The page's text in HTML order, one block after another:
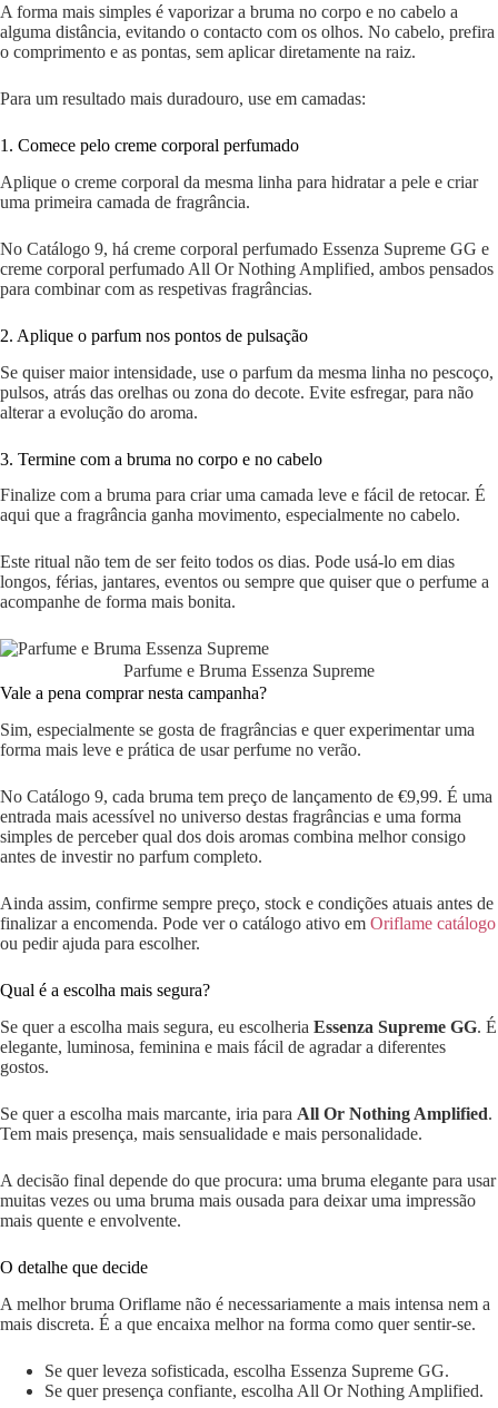
A forma mais simples é vaporizar a bruma no corpo e no cabelo a
alguma distância, evitando o contacto com os olhos. No cabelo, prefira
o comprimento e as pontas, sem aplicar diretamente na raiz.
Para um resultado mais duradouro, use em camadas:
1. Comece pelo creme corporal perfumado
Aplique o creme corporal da mesma linha para hidratar a pele e criar
uma primeira camada de fragrância.
No Catálogo 9, há creme corporal perfumado Essenza Supreme GG e
creme corporal perfumado All Or Nothing Amplified, ambos pensados
para combinar com as respetivas fragrâncias.
2. Aplique o parfum nos pontos de pulsação
Se quiser maior intensidade, use o parfum da mesma linha no pescoço,
pulsos, atrás das orelhas ou zona do decote. Evite esfregar, para não
alterar a evolução do aroma.
3. Termine com a bruma no corpo e no cabelo
Finalize com a bruma para criar uma camada leve e fácil de retocar. É
aqui que a fragrância ganha movimento, especialmente no cabelo.
Este ritual não tem de ser feito todos os dias. Pode usá-lo em dias
longos, férias, jantares, eventos ou sempre que quiser que o perfume a
acompanhe de forma mais bonita.
Parfume e Bruma Essenza Supreme
Vale a pena comprar nesta campanha?
Sim, especialmente se gosta de fragrâncias e quer experimentar uma
forma mais leve e prática de usar perfume no verão.
No Catálogo 9, cada bruma tem preço de lançamento de €9,99. É uma
entrada mais acessível no universo destas fragrâncias e uma forma
simples de perceber qual dos dois aromas combina melhor consigo
antes de investir no parfum completo.
Ainda assim, confirme sempre preço, stock e condições atuais antes de
finalizar a encomenda. Pode ver o catálogo ativo em Oriflame catálogo
ou pedir ajuda para escolher.
Qual é a escolha mais segura?
Se quer a escolha mais segura, eu escolheria Essenza Supreme GG. É
elegante, luminosa, feminina e mais fácil de agradar a diferentes
gostos.
Se quer a escolha mais marcante, iria para All Or Nothing Amplified.
Tem mais presença, mais sensualidade e mais personalidade.
A decisão final depende do que procura: uma bruma elegante para usar
muitas vezes ou uma bruma mais ousada para deixar uma impressão
mais quente e envolvente.
O detalhe que decide
A melhor bruma Oriflame não é necessariamente a mais intensa nem a
mais discreta. É a que encaixa melhor na forma como quer sentir-se.
Se quer leveza sofisticada, escolha Essenza Supreme GG.
Se quer presença confiante, escolha All Or Nothing Amplified.